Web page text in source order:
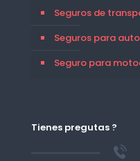
Seguros de
Seguros para
Seguro para
Tienes pregutas ?